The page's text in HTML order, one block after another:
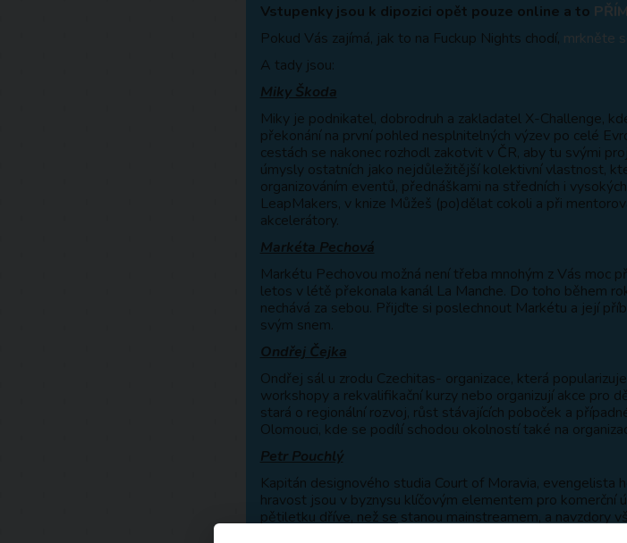
Vstupenky jsou k dipozici opět pouze online a to
Pokud Vás zajímá, jak to na Fuckup Nights chodí, mrkněte
A tady jsou:
Miky Škoda
Miky je podnikatel, dobrodruh a zakladatel X-Challenge,
překonání na první pohled nesplnitelných výzev po celé
cestách se nakonec rozhodl zakotvit v ČR, aby tu svými
úmysly ostatních jako nejdůležitější kolektivní vlastnost,
organizováním eventů, přednáškami na středních i
LeapMakers, v knize Můžeš (po)dělat cokoli a při
akcelerátory.
Markéta Pechová
Markétu Pechovou možná není třeba mnohým z Vás moc
letos v létě překonala kanál La Manche. Do toho během
nechává za sebou. Přijďte si poslechnout Markétu a její
svým snem.
Ondřej Čejka
Ondřej sál u zrodu Czechitas- organizace, která
workshopy a rekvalifikační kurzy nebo organizují akce pro
stará o regionální rozvoj, růst stávajících poboček a
Olomouci, kde se podílí schodou okolností také na
Petr Pouchlý
Kapitán designového studia Court of Moravia, evengelista
hravost jsou v byznysu klíčovým elementem pro komerční
pětiletku dříve, než se stanou mainstreamem, a navzdory